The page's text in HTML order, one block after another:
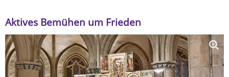
Aktives Bemühen um Frieden